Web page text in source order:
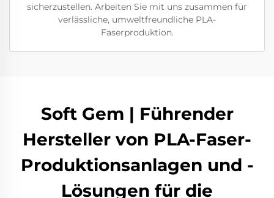
sicherzustellen. Arbeiten Sie mit uns zusammen für
verlässliche, umweltfreundliche PLA-
Faserproduktion.
Soft Gem | Führender
Hersteller von PLA-Faser-
Produktionsanlagen und -
Lösungen für die